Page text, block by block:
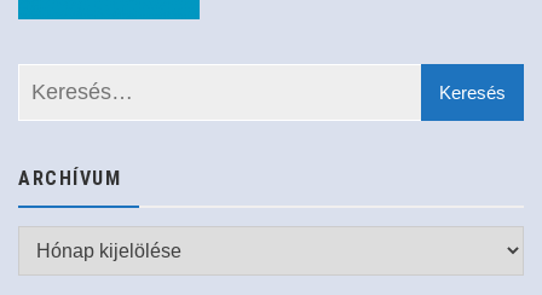
ARCHÍVUM
Archívum